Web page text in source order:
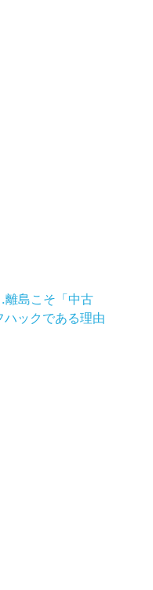
島こそ「中古
ハックである理由